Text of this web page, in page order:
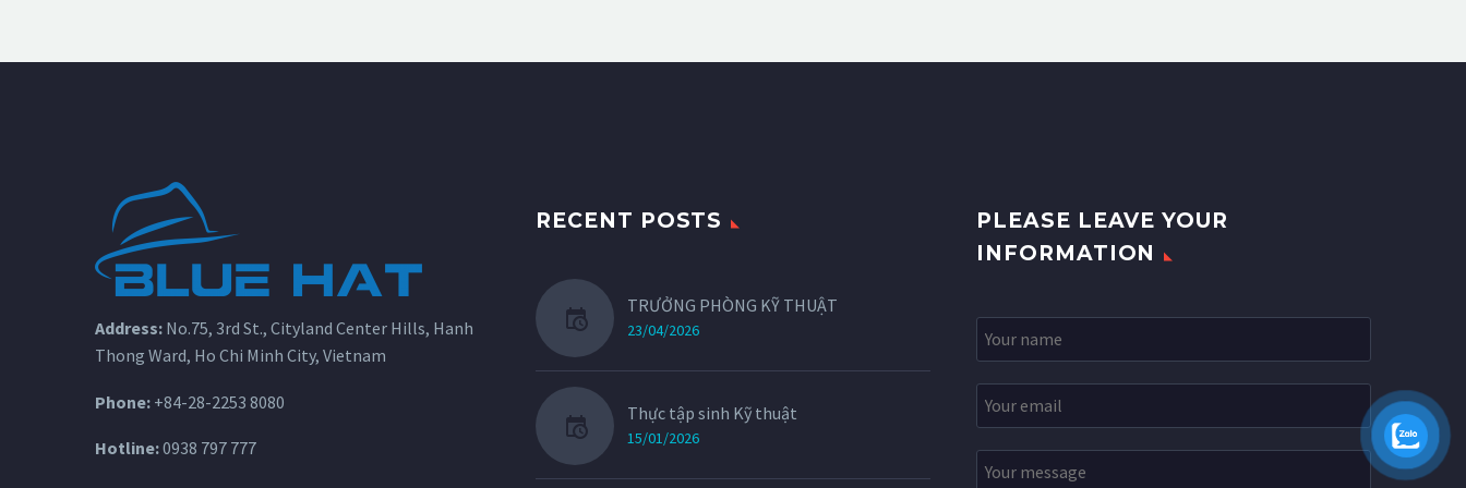
Address: No.75, 3rd St., Cityland Center Hills, Hanh
Thong Ward, Ho Chi Minh City, Vietnam
Phone: +84-28-2253 8080
Hotline:0938 797 777
RECENT POSTS
TRƯỞNG PHÒNG KỸ THUẬT
23/04/2026
Thực tập sinh Kỹ thuật
15/01/2026
PLEASE LEAVE YOUR
INFORMATION